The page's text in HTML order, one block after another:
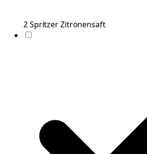
2SpritzerZitronensaft